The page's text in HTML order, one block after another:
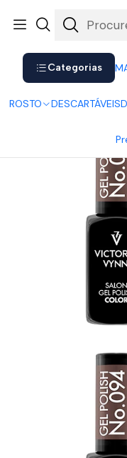
Categorias
ROSTO DESCARTÁVEIS
Shop now.